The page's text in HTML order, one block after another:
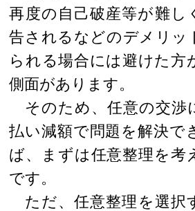
再度の自己破産等が難し
告されるなどのデメリッ
られる場合には避けた方
側面があります。
そのため、任意の交渉
払い減額で問題を解決で
ば、まずは任意整理を考
です。
ただ、任意整理を選択